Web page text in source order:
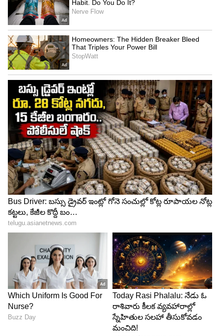
ఈ దఫా జరిగే ఎన్నికల్లో గెలుపు గుర్రాలకే టిక్కెట్లు
ఇవ్వాలని జగన్ నిర్ణయం తీసుకున్నారు. దరిమిలా
రాష్ట్రంలోని పలు అసెంబ్లీ నియోజకవర్గాల్లో అభ్యర్థులను
మార్చారు. ఇప్పటికే 60కిపైగా అసెంబ్లీ స్థానాల్లో
అభ్యర్థులను మార్చుతూ నిర్ణయం తీసుకున్నారు.